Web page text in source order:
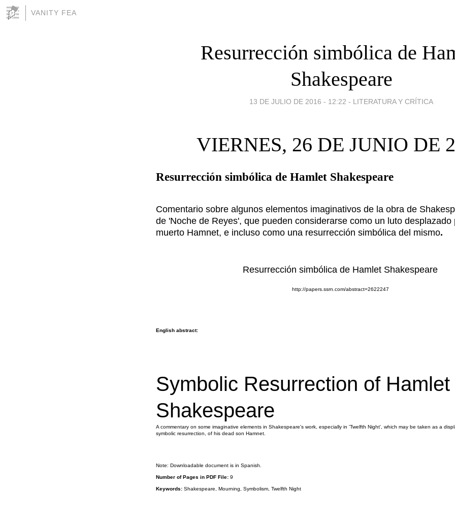
VANITY FEA
Resurrección simbólica de
Shakespeare
13 DE JULIO DE 2016 - 12:22 - LITERATURA Y CRÍTICA
VIERNES, 26 DE JUNIO DE
Resurrección simbólica de Hamlet Shakespeare
Comentario sobre algunos elementos imaginativos de la obra de
de 'Noche de Reyes', que pueden considerarse como un luto desplazado
muerto Hamnet, e incluso como una resurrección simbólica del mismo.
Resurrección simbólica de Hamlet Shakespeare
http://papers.ssrn.com/abstract=2622247
English abstract:
Symbolic Resurrection of Hamlet
Shakespeare
A commentary on some imaginative elements in Shakespeare's work, especially in 'Twelfth Night', which may be taken as a
symbolic resurrection, of his dead son Hamnet.
Note: Downloadable document is in Spanish.
Number of Pages in PDF File: 9
Keywords: Shakespeare, Mourning, Symbolism, Twelfth Night